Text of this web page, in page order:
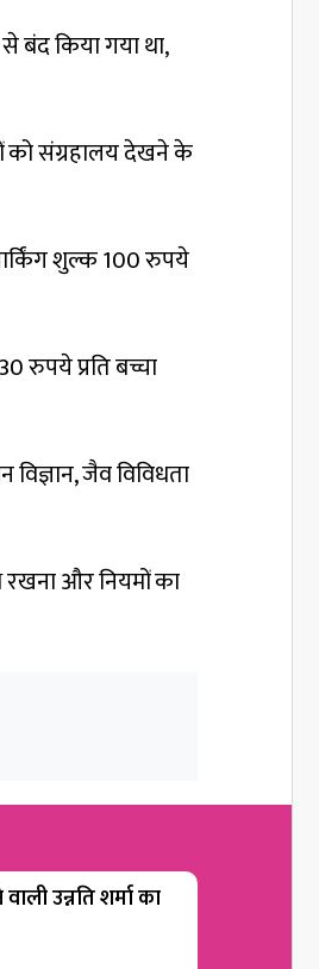
बंद किया गया था,
को संग्रहालय देखने के
शुल्क 100 रुपये
रुपये प्रति बच्चा
जैव विविधता
रखना और नियमों का
उन्नति शर्मा का